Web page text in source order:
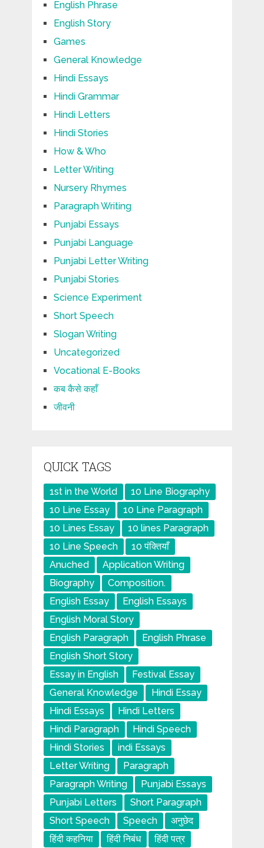
English Phrase
English Story
Games
General Knowledge
Hindi Essays
Hindi Grammar
Hindi Letters
Hindi Stories
How & Who
Letter Writing
Nursery Rhymes
Paragraph Writing
Punjabi Essays
Punjabi Language
Punjabi Letter Writing
Punjabi Stories
Science Experiment
Short Speech
Slogan Writing
Uncategorized
Vocational E-Books
कब कैसे कहाँ
जीवनी
QUICK TAGS
1st in the World
10 Line Biography
10 Line Essay
10 Line Paragraph
10 Lines Essay
10 lines Paragraph
10 Line Speech
10 पंक्तियाँ
Anuched
Application Writing
Biography
Composition.
English Essay
English Essays
English Moral Story
English Paragraph
English Phrase
English Short Story
Essay in English
Festival Essay
General Knowledge
Hindi Essay
Hindi Essays
Hindi Letters
Hindi Paragraph
Hindi Speech
Hindi Stories
indi Essays
Letter Writing
Paragraph
Paragraph Writing
Punjabi Essays
Punjabi Letters
Short Paragraph
Short Speech
Speech
अनुछेद
हिंदी कहनिया
हिंदी निबंध
हिंदी पत्र